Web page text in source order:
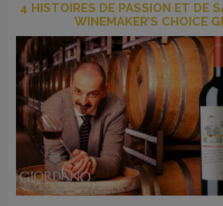
4 HISTOIRES DE PASSION ET DE
WINEMAKER’S CHOICE